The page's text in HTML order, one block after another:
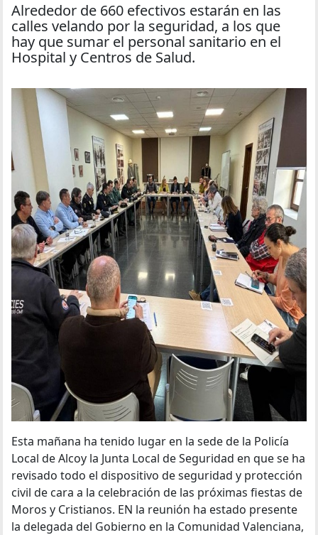
Alrededor de 660 efectivos estarán en las
calles velando por la seguridad, a los que
hay que sumar el personal sanitario en el
Hospital y Centros de Salud.
Esta mañana ha tenido lugar en la sede de la Policía
Local de Alcoy la Junta Local de Seguridad en que se ha
revisado todo el dispositivo de seguridad y protección
civil de cara a la celebración de las próximas fiestas de
Moros y Cristianos. EN la reunión ha estado presente
la delegada del Gobierno en la Comunidad Valenciana,